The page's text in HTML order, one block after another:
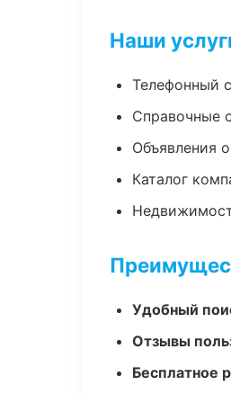
Наши
Телефонный
Справочные
Объявления
Каталог
Удобный
Отзывы
Бесплатное